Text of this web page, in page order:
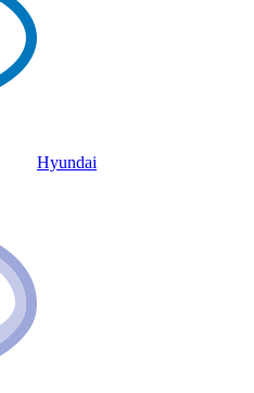
Hyundai